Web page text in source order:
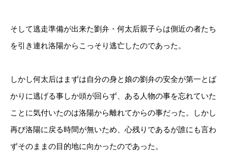
そして逃走準備が出来た劉弁・何太后親子らは側近の者たち
を引き連れ洛陽からこっそり逃亡したのであった。
しかし何太后はまずは自分の身と娘の劉弁の安全が第一とば
かりに逃げる事しか頭が回らず、ある人物の事を忘れていた
ことに気付いたのは洛陽から離れてからの事だった。しかし
再び洛陽に戻る時間が無いため、心残りであるが誰にも言わ
ずそのままの目的地に向かったのであった。